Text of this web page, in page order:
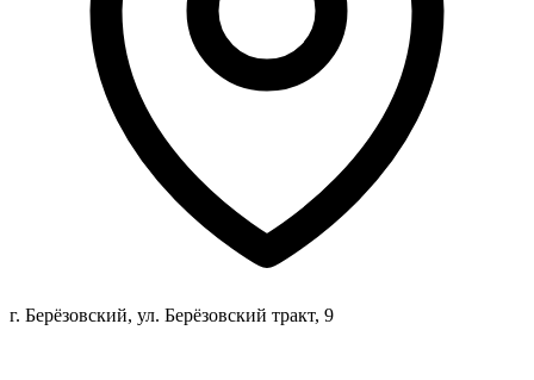
г. Берёзовский, ул. Берёзовский тракт, 9